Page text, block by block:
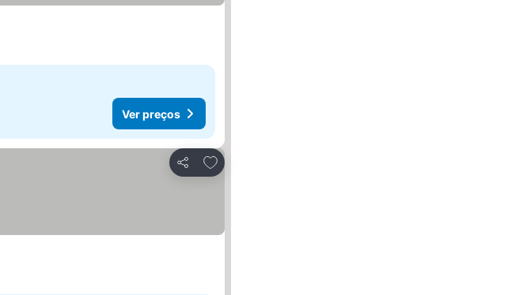
Ver preços
Partilhar
Adicionar aos favoritos